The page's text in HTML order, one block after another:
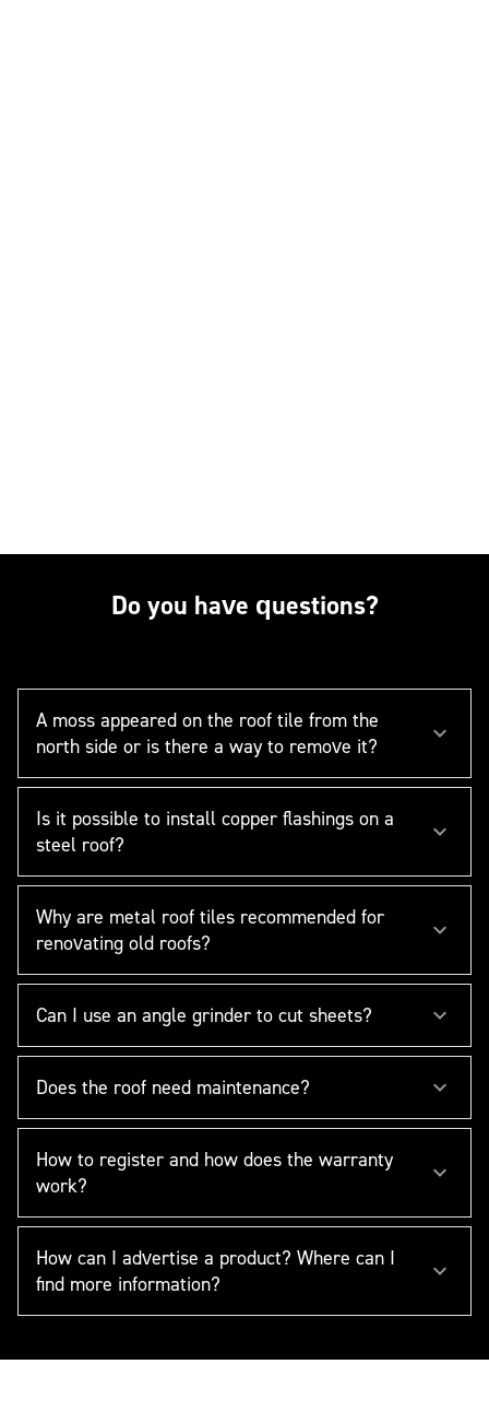
Do you have questions?
A moss appeared on the roof tile from the
north side or is there a way to remove it?
Is it possible to install copper flashings on a
steel roof?
Why are metal roof tiles recommended for
renovating old roofs?
Can I use an angle grinder to cut sheets?
Does the roof need maintenance?
How to register and how does the warranty
work?
How can I advertise a product? Where can I
find more information?